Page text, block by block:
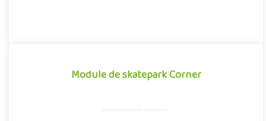
Module de skatepark Corner